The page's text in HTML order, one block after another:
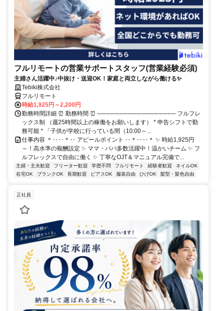
フルリモートの営業サポートスタッフ(営業経験必須)
主婦さん活躍中♪中抜け・送迎OK！家庭と両立しながら働ける✨
Tebiki株式会社
フルリモート
時給1,925円～2,200円
勤務時間詳細 ⏰ 勤務時間 ⏰ ────────────────── フルフレ
ックス制 （週25時間以上の稼働をお願いします） * 申告シフトで勤
務可能 * 「子供が学校に行っている間（10:00～...
仕事内容 ＊‥‥＊‥ アピールポイント ‥＊‥‥＊ ✨ 時給1,925円
～！高水準の報酬設定 ✨ ママ・パパ多数活躍中！温かいチーム ✨ フ
ルフレックスで自由に働く ✨ 丁寧なOJT＆マニュアル完備で...
主婦・主夫歓迎 フリーター歓迎 学歴不問 フルリモート 経験者歓迎
ネイルOK
在宅OK
ブランクOK 長期歓迎 ピアスOK 服装自由 ひげOK 髪型・髪色自由
正社員